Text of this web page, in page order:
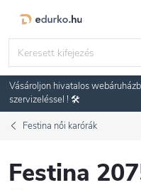
Vásároljon hivatalos
szervizeléssel ! 🛠️
Festina női karórák
Festina